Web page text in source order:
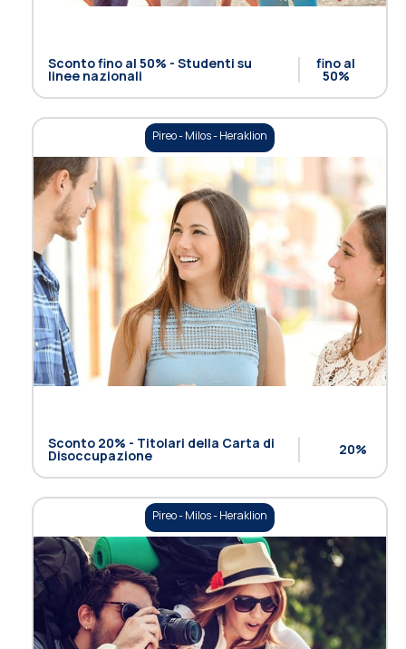
Sconto fino al 50% - Studenti su
linee nazionali
fino al
50%
Pireo - Milos - Heraklion
Sconto 20% - Titolari della Carta di
Disoccupazione 20%
Pireo - Milos - Heraklion